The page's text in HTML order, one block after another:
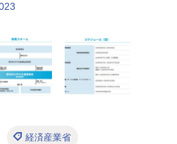
経済産業省